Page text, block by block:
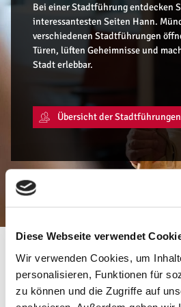
Diese Webseite verwendet
Wir verwenden Cookies, um
personalisieren, Funktionen für
zu können und die Zugriffe auf
Bei einer Stadtführung entdecken
interessantesten Seiten Hann.
verschiedenen Stadtführungen
Türen, lüften Geheimnisse und
Stadt erlebbar.
Übersicht der Stadtführungen
Entdecken und
Urlaub in
Hotels
und